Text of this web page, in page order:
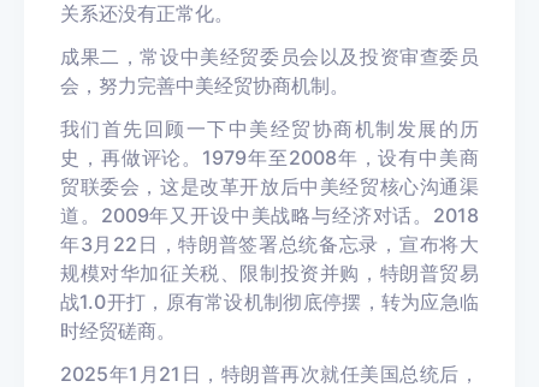
关系还没有正常化。
成果二，常设中美经贸委员会以及投资审查委员
会，努力完善中美经贸协商机制。
我们首先回顾一下中美经贸协商机制发展的历
史，再做评论。1979年至2008年，设有中美商
贸联委会，这是改革开放后中美经贸核心沟通渠
道。2009年又开设中美战略与经济对话。2018
年3月22日，特朗普签署总统备忘录，宣布将大
规模对华加征关税、限制投资并购，特朗普贸易
战1.0开打，原有常设机制彻底停摆，转为应急临
时经贸磋商。
2025年1月21日，特朗普再次就任美国总统后，